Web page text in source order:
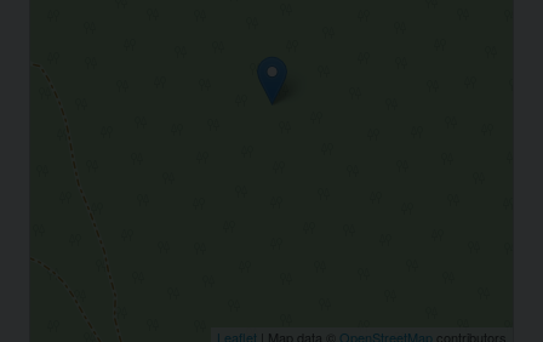
Leaflet | Map data © OpenStreetMap contributors